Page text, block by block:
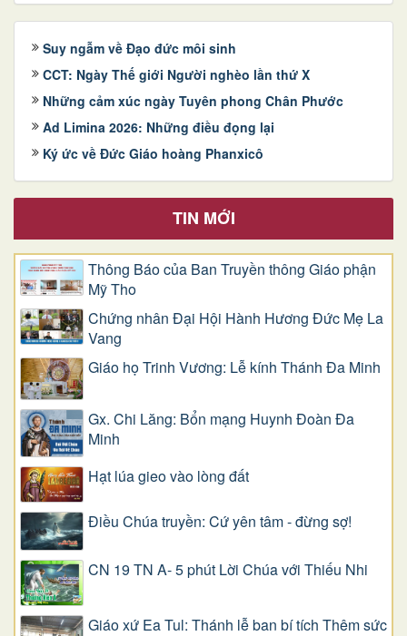
Suy ngẫm về Đạo đức môi sinh
CCT: Ngày Thế giới Người nghèo lần thứ X
Những cảm xúc ngày Tuyên phong Chân Phước
Ad Limina 2026: Những điều đọng lại
Ký ức về Đức Giáo hoàng Phanxicô
TIN MỚI
Thông Báo của Ban Truyền thông Giáo phận
Mỹ Tho
Chứng nhân Đại Hội Hành Hương Đức Mẹ La
Vang
Giáo họ Trinh Vương: Lễ kính Thánh Đa Minh
Gx. Chi Lăng: Bổn mạng Huynh Đoàn Đa
Minh
Hạt lúa gieo vào lòng đất
Điều Chúa truyền: Cứ yên tâm - đừng sợ!
CN 19 TN A- 5 phút Lời Chúa với Thiếu Nhi
Giáo xứ Ea Tul: Thánh lễ ban bí tích Thêm sức